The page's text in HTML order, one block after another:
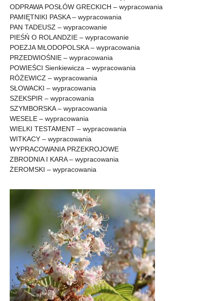
ODPRAWA POSŁÓW GRECKICH – wypracowania
PAMIĘTNIKI PASKA – wypracowania
PAN TADEUSZ – wypracowanie
PIEŚŃ O ROLANDZIE – wypracowanie
POEZJA MŁODOPOLSKA – wypracowania
PRZEDWIOŚNIE – wypracowania
POWIEŚCI Sienkiewicza – wypracowania
RÓŻEWICZ – wypracowania
SŁOWACKI – wypracowania
SZEKSPIR – wypracowania
SZYMBORSKA – wypracowania
WESELE – wypracowania
WIELKI TESTAMENT – wypracowania
WITKACY – wypracowania
WYPRACOWANIA PRZEKROJOWE
ZBRODNIA I KARA – wypracowania
ŻEROMSKI – wypracowania